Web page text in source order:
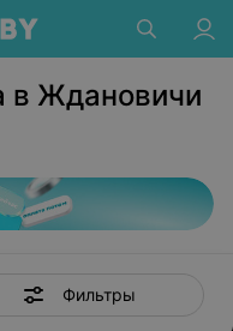
в Ждановичи
Фильтры